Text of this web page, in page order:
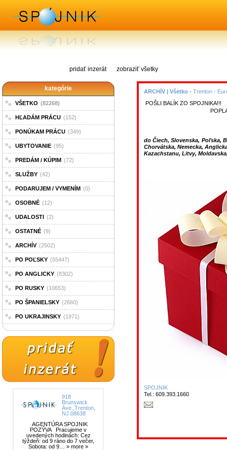
pridať inzerát zobraziť všetky
kategórie
VŠETKO (82268)
HĽADÁM PRÁCU (152)
PONÚKAM PRÁCU (349)
UBYTOVANIE (95)
PREDÁM / KÚPIM (72)
SLUŽBY (42)
PODARUJEM / VYMENÍM (0)
OSOBNÉ (12)
UDALOSTI (2)
OSTATNÉ (9)
ARCHÍV (2502)
PO POĽSKY (55447)
PO ANGLICKY (8302)
PO RUSKY (10653)
PO ŠPANIELSKY (2660)
PO UKRAJINSKY (1971)
918
Brunswick
Ave.,Trenton,
NJ 08638
AGENTÚRA SPOJNIK
POZÝVA Pracujeme v
uvedených hodinách: Cez
týždeň: od 9 ráno do 7 večer,
Sobota: od 9… » more »
ARCHÍV | Všetko - Trenton -
POŠLI BALÍK ZO SPOJNIKA!!!
do Čiech, Slovenska, Poľska,
Chorvátska, Nemecka,
Kazachstanu, Litvy,
SPOJNIK
Tel.: 609.393.1660